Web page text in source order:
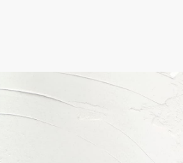
In diesem Sinne
einfache, vielseitige und an die
und Gewohnheiten angepasste
die in der Praxis die Effizienz